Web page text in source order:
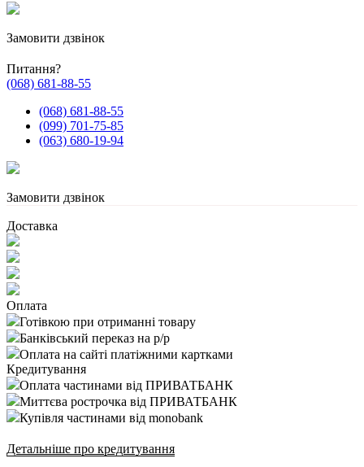
Замовити дзвінок
Питання?
(068) 681-88-55
(068) 681-88-55
(099) 701-75-85
(063) 680-19-94
Замовити дзвінок
Доставка
Оплата
Готівкою при отриманні товару
Банківський переказ на р/р
Оплата на сайті платіжними картками
Кредитування
Оплата частинами від ПРИВАТБАНК
Миттєва рострочка від ПРИВАТБАНК
Купівля частинами від monobank
Детальніше про кредитування